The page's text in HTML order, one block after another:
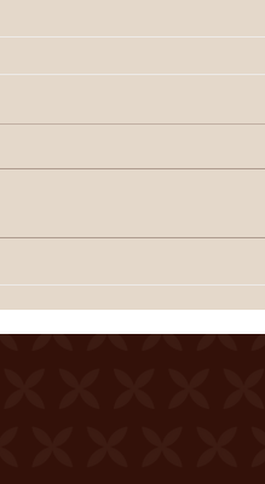
(annonce
Entrée gratuite
à 20h00 Une
à l'entracte. En cas
incertain, se